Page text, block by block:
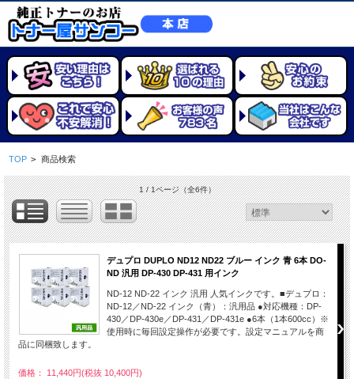
TOP > 商品検索
1 / 1ページ（全6件）
デュプロ DUPLO ND12 ND22 ブルー インク 青 6本 DO-
ND 汎用 DP-430 DP-431 用インク
ND-12 ND-22 インク 汎用 人気インクです。■デュプロ：
ND-12／ND-22 インク（青）：汎用品 ●対応機種：DP-
430／DP-430e／DP-431／DP-431e ●6本（1本600cc）※
使用時に毎回設定操作が必要です。設定マニュアルを商
品に同梱致します。
価格： 11,440円(税抜 10,400円)